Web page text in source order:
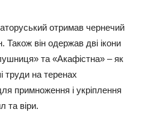
отримав чернечий
Також він одержав дві ікони
та «Акафістна» – як
труди на теренах
примноження і укріплення
та віри.